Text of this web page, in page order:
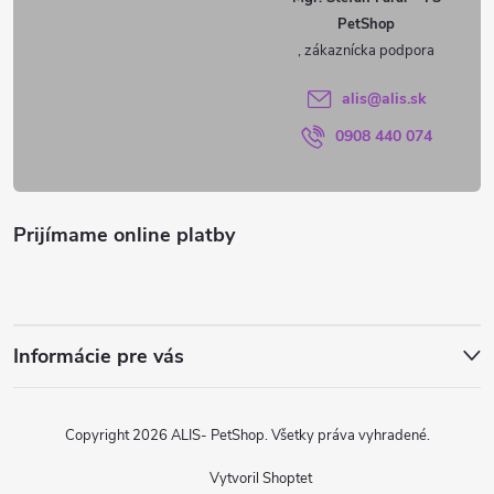
PetShop
alis@alis.sk
0908 440 074
Prijímame online platby
Informácie pre vás
Vytvoril Shoptet
Copyright 2026 ALIS- PetShop. Všetky práva vyhradené.